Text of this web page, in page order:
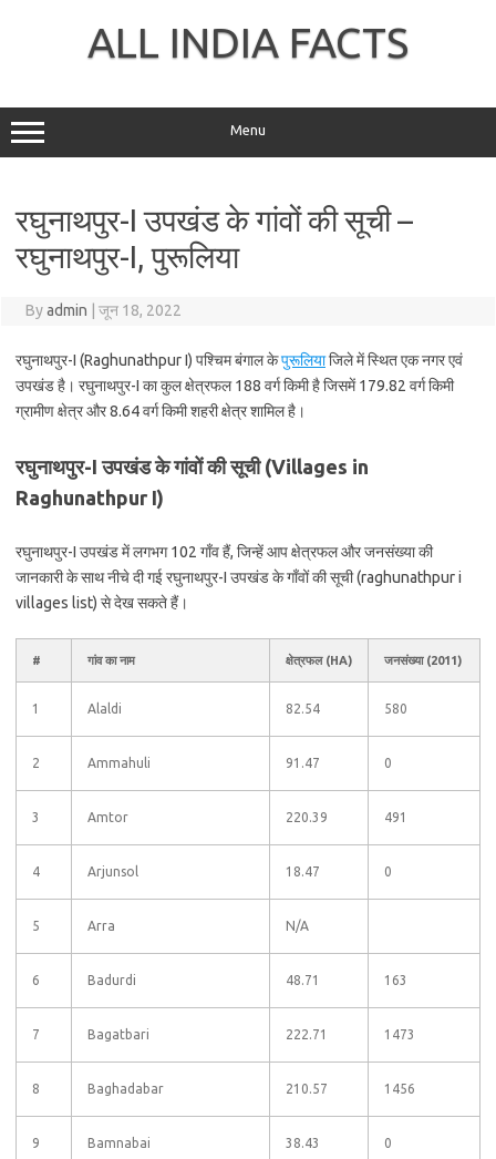
ALL INDIA FACTS
Menu
रघुनाथपुर-I उपखंड के गांवों की सूची –
रघुनाथपुर-I, पुरूलिया
Byadmin जून 18, 2022
रघुनाथपुर-I (Raghunathpur I) पश्चिम बंगाल केपुरूलियाजिले में स्थित एक नगर एवं
उपखंड है। रघुनाथपुर-I का कुल क्षेत्रफल 188 वर्ग किमी है जिसमें 179.82 वर्ग किमी
ग्रामीण क्षेत्र और 8.64 वर्ग किमी शहरी क्षेत्र शामिल है।
रघुनाथपुर-I उपखंड के गांवों की सूची (Villages in
Raghunathpur I)
रघुनाथपुर-I उपखंड में लगभग 102 गाँव हैं, जिन्हें आप क्षेत्रफल और जनसंख्या की
जानकारी के साथ नीचे दी गई रघुनाथपुर-I उपखंड के गाँवों की सूची (raghunathpur i
villages list) से देख सकते हैं।
# गांव का नाम क्षेत्रफल (HA) जनसंख्या (2011)
1 Alaldi 82.54 580
2 Ammahuli 91.47 0
3 Amtor 220.39 491
4 Arjunsol 18.47 0
5 Arra N/A
6 Badurdi 48.71 163
7 Bagatbari 222.71 1473
8 Baghadabar 210.57 1456
9 Bamnabai 38.43 0